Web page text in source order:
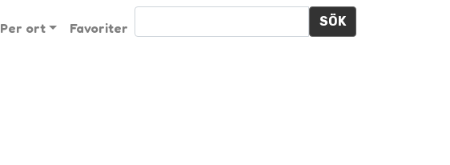
Per ort Favoriter SÖK